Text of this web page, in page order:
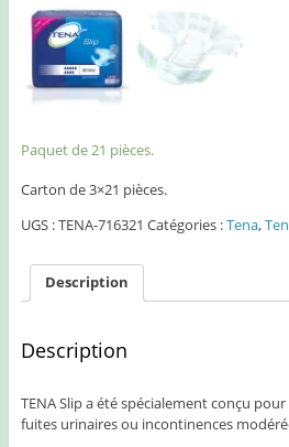
Paquet de 21 pièces.
Carton de 3×21 pièces.
UGS :TENA-716321 Catégories :Tena,
Description
Description
TENA Slip a été spécialement conçu
fuites urinaires ou incontinences